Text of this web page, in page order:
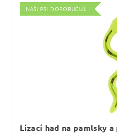
NAŠI PSI DOPORUČUJÍ
Lízací had na pamlsky a